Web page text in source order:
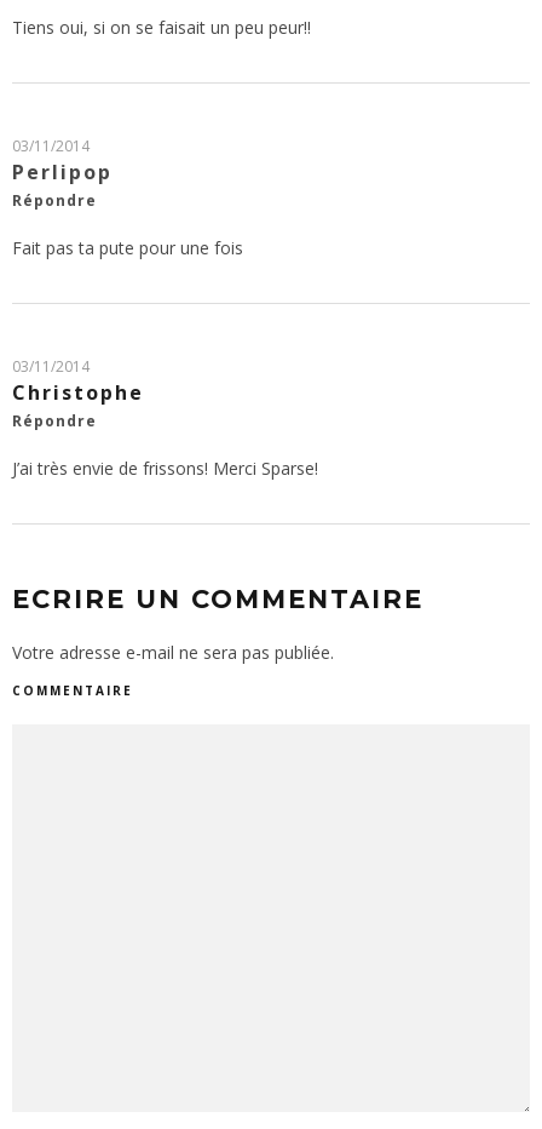
Tiens oui, si on se faisait un peu peur!!
03/11/2014
Perlipop
Répondre
Fait pas ta pute pour une fois
03/11/2014
Christophe
Répondre
J’ai très envie de frissons! Merci Sparse!
ECRIRE UN COMMENTAIRE
Votre adresse e-mail ne sera pas publiée.
COMMENTAIRE